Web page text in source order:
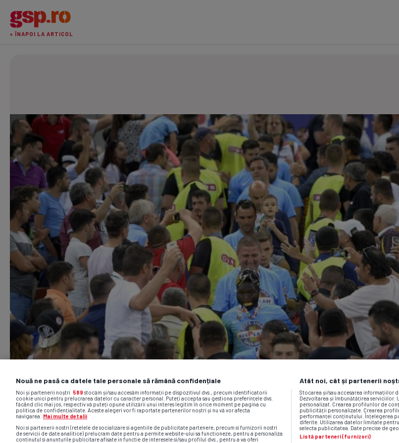
« ÎNAPOI LA ARTICOL
Nouă ne pasă ca datele tale personale să rămână confidențiale
Noi și partenerii noștri 589 stocăm și/sau accesăm informații pe dispozitivul dvs., precum identificatorii
cookie unici pentru prelucrarea datelor cu caracter personal. Puteți accepta sau gestiona preferințele dvs.
făcând clic mai jos, respectiv vă puteți opune utilizării unui interes legitim în orice moment pe pagina cu
politica de confidențialitate. Aceste alegeri vor fi raportate partenerilor noștri și nu vă vor afecta
navigarea.
Mai multe detalii
Noi si partenerii nostri (retelele de socializare si agentiile de publicitate partenere, precum si furnizorii nostri
de servicii de date analitice) prelucram date pentru a permite website-ului sa functioneze, pentru a personaliza
continutul si anunturile publicitare afisate in functie de interesele si/sau profilul dvs., pentru a va oferi
Atât noi, cât și partenerii
Stocarea și/sau accesarea informațiilor
Dezvoltarea și îmbunătățirea
personalizat. Crearea profilurilor de
publicității personalizate. Crearea
performanței conținutului. Înțelegerea
diferite. Utilizarea datelor limitate
selecta publicitatea. Date precise de
Listă parteneri (furnizori)